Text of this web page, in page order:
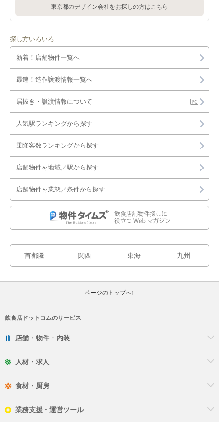
東京都のデザイン会社をお探しの方はこちら
探し方いろいろ
新着！店舗物件一覧へ
最速！造作譲渡情報一覧へ
居抜き・譲渡情報について
人気駅ランキングから探す
乗降客数ランキングから探す
店舗物件を地域／駅から探す
店舗物件を業態／条件から探す
首都圏 関西 東海 九州
ページのトップへ↑
飲食店ドットコムのサービス
店舗・物件・内装
人材・求人
食材・厨房
業務支援・運営ツール